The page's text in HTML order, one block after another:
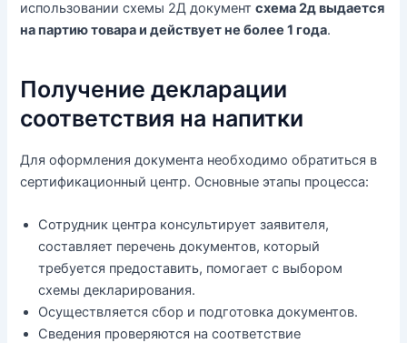
использовании схемы 2Д документсхема 2д выдается
на партию товара и действует не более 1 года.
Получение декларации
соответствия на напитки
Для оформления документа необходимо обратиться в
сертификационный центр. Основные этапы процесса:
Сотрудник центра консультирует заявителя,
составляет перечень документов, который
требуется предоставить, помогает с выбором
схемы декларирования.
Осуществляется сбор и подготовка документов.
Сведения проверяются на соответствие